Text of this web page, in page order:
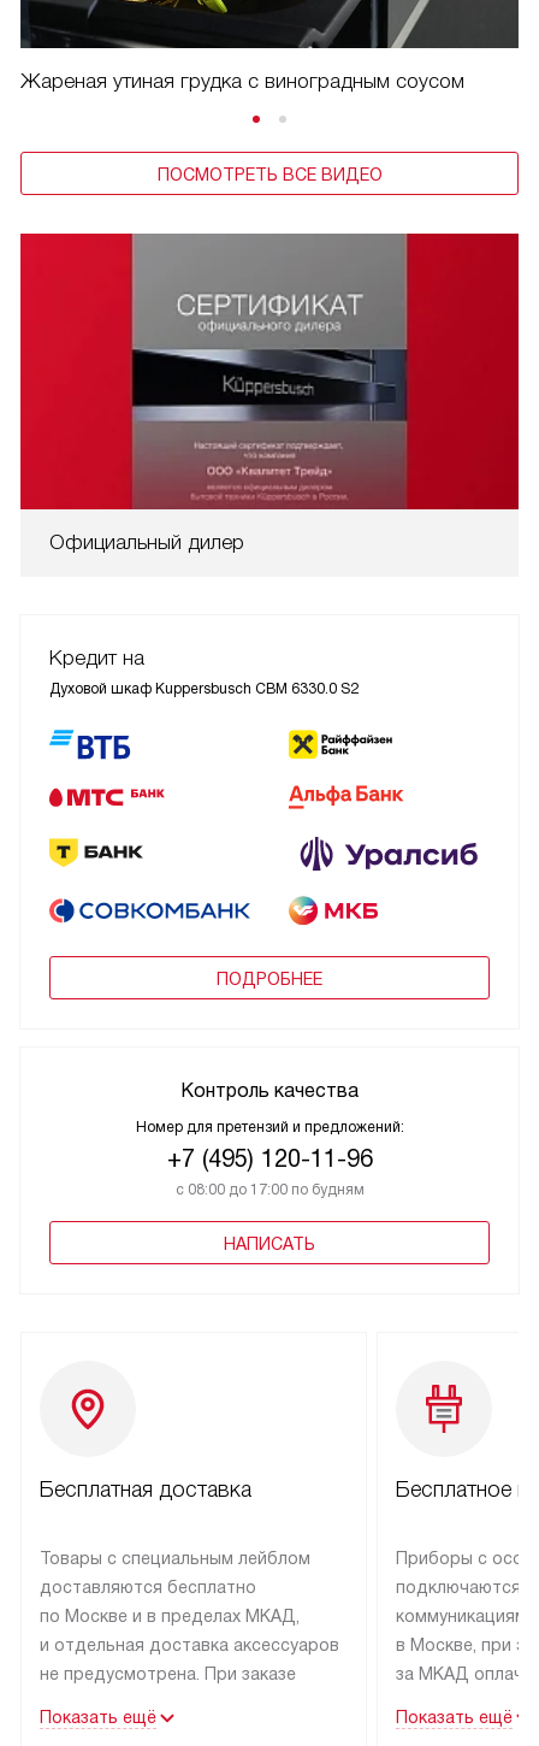
Жареная утиная грудка с виноградным соусом
ПОСМОТРЕТЬ ВСЕ ВИДЕО
Официальный дилер
Кредит на
Духовой шкаф Kuppersbusch CBM 6330.0 S2
ПОДРОБНЕЕ
Контроль качества
Номер для претензий и предложений:
+7 (495) 120-11-96
с 08:00 до 17:00 по будням
НАПИСАТЬ
Бесплатная доставка
Товары с специальным лейблом
доставляются бесплатно
по Москве и в пределах МКАД,
и отдельная доставка аксессуаров
не предусмотрена. При заказе
рекомендуем обсудить
Показать ещё
Бесплатное
Приборы с
подключаются к
коммуникациям
в Москве, при
за МКАД
партнера
Показать ещё